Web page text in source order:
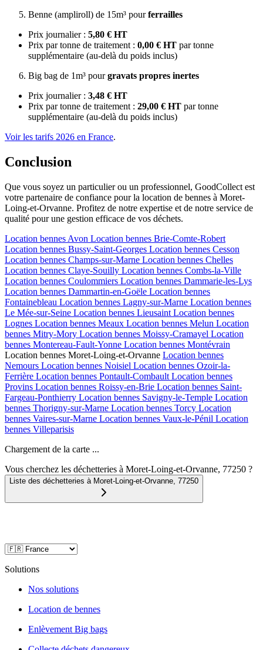
Benne (ampliroll) de 15m³ pourferrailles
Prix journalier : 5,80 € HT
Prix par tonne de traitement : 0,00 € HT par tonne
supplémentaire (au-delà du poids inclus)
Big bag de 1m³ pourgravats propres inertes
Prix journalier : 3,48 € HT
Prix par tonne de traitement : 29,00 € HT par tonne
supplémentaire (au-delà du poids inclus)
Voir les tarifs 2026 en France.
Conclusion
Que vous soyez un particulier ou un professionnel, GoodCollect est
votre partenaire de confiance pour la location de bennes à Moret-
Loing-et-Orvanne. Profitez de notre expertise et de notre service de
qualité pour une gestion efficace de vos déchets.
Location bennes Avon Location bennes Brie-Comte-Robert
Location bennes Bussy-Saint-Georges Location bennes Cesson
Location bennes Champs-sur-Marne Location bennes Chelles
Location bennes Claye-Souilly Location bennes Combs-la-Ville
Location bennes Coulommiers Location bennes Dammarie-les-Lys
Location bennes Dammartin-en-Goële Location bennes
Fontainebleau Location bennes Lagny-sur-Marne Location bennes
Le Mée-sur-Seine Location bennes Lieusaint Location bennes
Lognes Location bennes Meaux Location bennes Melun Location
bennes Mitry-Mory Location bennes Moissy-Cramayel Location
bennes Montereau-Fault-Yonne Location bennes Montévrain
Location bennes Moret-Loing-et-Orvanne Location bennes
Nemours Location bennes Noisiel Location bennes Ozoir-la-
Ferrière Location bennes Pontault-Combault Location bennes
Provins Location bennes Roissy-en-Brie Location bennes Saint-
Fargeau-Ponthierry Location bennes Savigny-le-Temple Location
bennes Thorigny-sur-Marne Location bennes Torcy Location
bennes Vaires-sur-Marne Location bennes Vaux-le-Pénil Location
bennes Villeparisis
Chargement de la carte ...
Vous cherchez les déchetteries à Moret-Loing-et-Orvanne, 77250 ?
Liste des déchetteries à Moret-Loing-et-Orvanne 77250
Solutions
Nos solutions
Location de bennes
Enlèvement Big bags